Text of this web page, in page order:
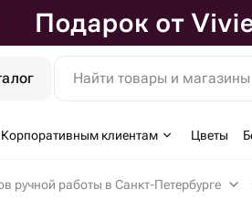
Найти товары и магазины
Корпоративным клиентам Цветы
ручной работы в Санкт-Петербурге